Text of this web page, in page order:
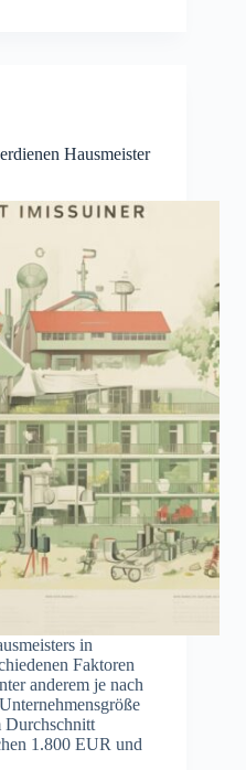
Hausmeister
in
Faktoren
anderem je nach
Durchschnitt
1.800 EUR und